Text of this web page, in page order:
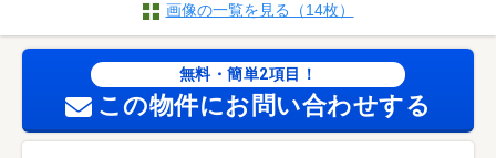
画像の一覧を見る（14枚）
無料・簡単2項目！
この物件にお問い合わせする